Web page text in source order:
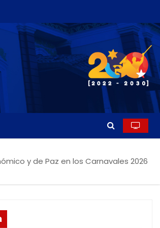
y de Paz en los Carnavales 2026